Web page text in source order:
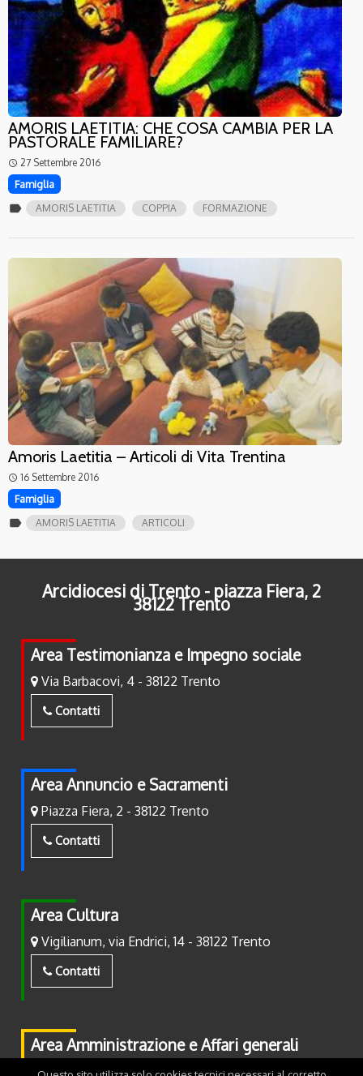
AMORIS LAETITIA: CHE COSA CAMBIA PER LA
PASTORALE FAMILIARE?
access_time 27 Settembre 2016
Famiglia
label AMORIS LAETITIA COPPIA FORMAZIONE
Amoris Laetitia – Articoli di Vita Trentina
access_time 16 Settembre 2016
Famiglia
label AMORIS LAETITIA ARTICOLI
Arcidiocesi di Trento - piazza Fiera, 2
38122 Trento
Area Testimonianza e Impegno sociale
Via Barbacovi, 4 - 38122 Trento
Contatti
Area Annuncio e Sacramenti
Piazza Fiera, 2 - 38122 Trento
Contatti
Area Cultura
Vigilianum, via Endrici, 14 - 38122 Trento
Contatti
Area Amministrazione e Affari generali
Piazza Fiera, 2 - 38122 Trento